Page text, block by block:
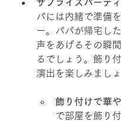
サプライズパーテ
パには内緒で準備
ー。パパが帰宅し
声をあげるその瞬
るでしょう。飾り
演出を楽しみましょ
飾り付けで華
で部屋を飾り